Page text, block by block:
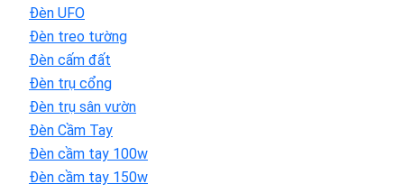
Đèn UFO
Đèn treo tường
Đèn cấm đất
Đèn trụ cổng
Đèn trụ sân vườn
Đèn Cầm Tay
Đèn cầm tay 100w
Đèn cầm tay 150w